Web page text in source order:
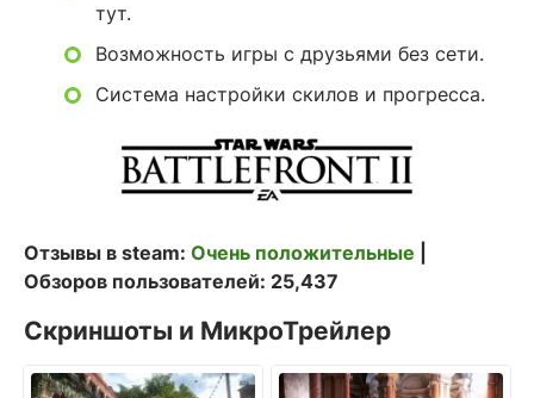
тут.
Возможность игры с друзьями без сети.
Система настройки скилов и прогресса.
Отзывы в steam: Очень положительные
Обзоров пользователей: 25,437
Скриншоты и МикроТрейлер